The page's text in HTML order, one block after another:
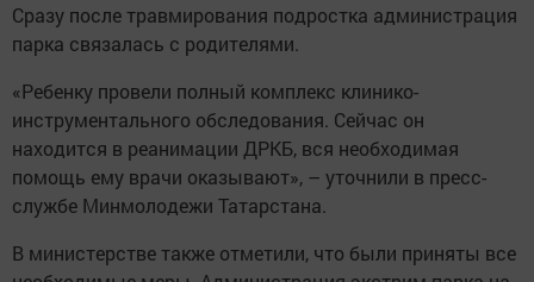
Сразу после травмирования подростка администрация
парка связалась с родителями.
«Ребенку провели полный комплекс клинико-
инструментального обследования. Сейчас он
находится в реанимации ДРКБ, вся необходимая
помощь ему врачи оказывают», – уточнили в пресс-
службе Минмолодежи Татарстана.
В министерстве также отметили, что были приняты все